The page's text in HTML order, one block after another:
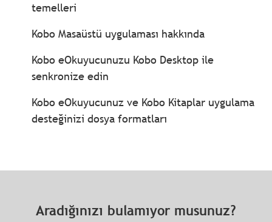
temelleri
Kobo Masaüstü uygulaması hakkında
Kobo eOkuyucunuzu Kobo Desktop ile
senkronize edin
Kobo eOkuyucunuz ve Kobo Kitaplar uygulama
desteğinizi dosya formatları
Aradığınızı bulamıyor musunuz?